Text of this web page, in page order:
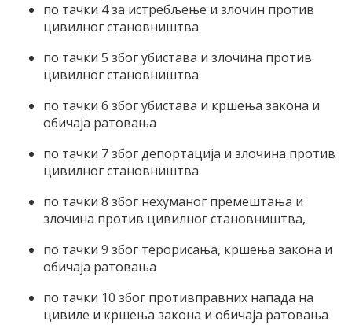
по тачки 4 за истребљење и злочин против
цивилног становништва
по тачки 5 због убистава и злочина против
цивилног становништва
по тачки 6 због убистава и кршења закона и
обичаја ратовања
по тачки 7 због депортација и злочина против
цивилног становништва
по тачки 8 због нехуманог премештања и
злочина против цивилног становништва,
по тачки 9 због терорисања, кршења закона и
обичаја ратовања
по тачки 10 због противправних напада на
цивиле и кршења закона и обичаја ратовања